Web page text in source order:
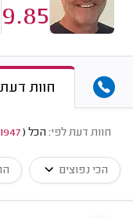
9.85
חוות דעת
חוות דעת לפי: הכל (
1947
הכי נפוצים